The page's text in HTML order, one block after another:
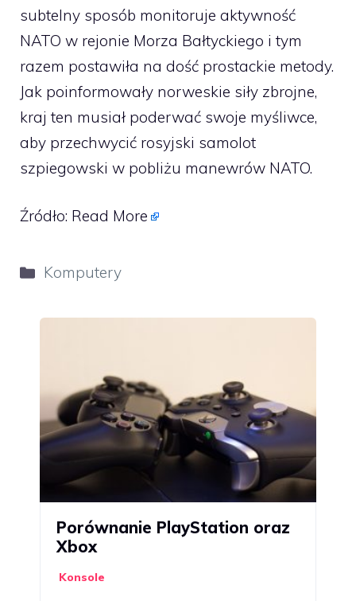
subtelny sposób monitoruje aktywność
NATO w rejonie Morza Bałtyckiego i tym
razem postawiła na dość prostackie metody.
Jak poinformowały norweskie siły zbrojne,
kraj ten musiał poderwać swoje myśliwce,
aby przechwycić rosyjski samolot
szpiegowski w pobliżu manewrów NATO.
Źródło: Read More
Kategorie
Komputery
Porównanie PlayStation oraz
Xbox
Konsole